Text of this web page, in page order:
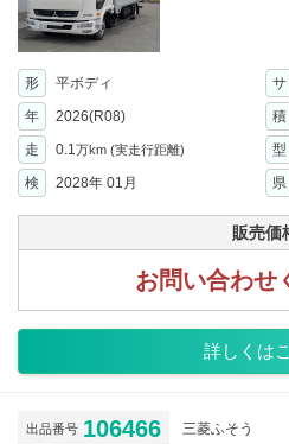
形 平ボディ サ
年
2026(R08) 積
走 0.1万km (実走行距離) 型
検
2028年 01月 県
販売価
お問い合わせ
詳しくは
出品番号 106466 三菱ふそう